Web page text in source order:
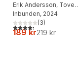
fem steg
Erik Andersson, Tove
Wahlund
Inbunden, 2024
4,3utav 5 stjärnor.
(3)
189 kr219 kr